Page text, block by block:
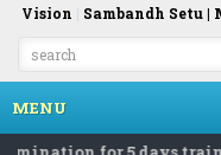
Vision | Sambandh Setu |
MENU